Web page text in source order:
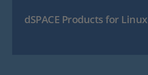
dSPACE Products for Linux